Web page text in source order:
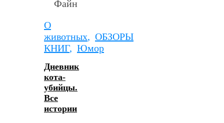
О
животных, ОБЗОРЫ
КНИГ, Юмор
Дневник
кота-
убийцы.
Все
истории